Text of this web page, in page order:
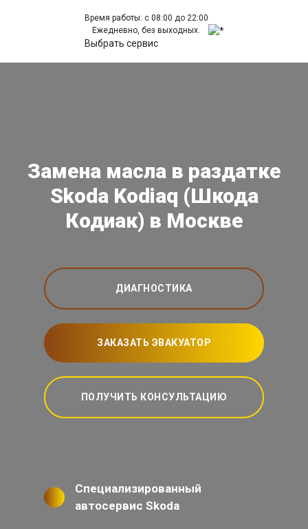
Время работы: с 08:00 до 22:00
Ежедневно, без выходных.
Выбрать сервис
Замена масла в раздатке
Skoda Kodiaq (Шкода
Кодиак) в Москве
ДИАГНОСТИКА
ЗАКАЗАТЬ ЭВАКУАТОР
ПОЛУЧИТЬ КОНСУЛЬТАЦИЮ
Специализированный
автосервис Skoda